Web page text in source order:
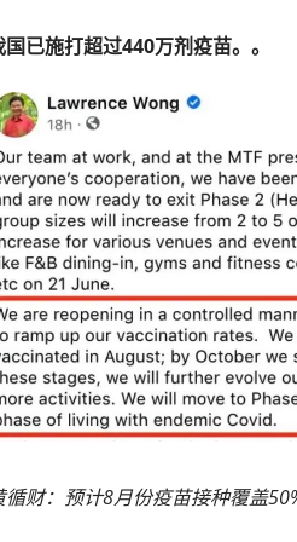
国已施打超过440万剂疫苗。。
循财：预计8月份疫苗接种覆盖